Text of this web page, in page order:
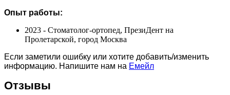
Опыт работы:
2023 - Стоматолог-ортопед, ПрезиДент на
Пролетарской, город Москва
Если заметили ошибку или хотите добавить/изменить
информацию. Напишите нам на Емейл
Отзывы